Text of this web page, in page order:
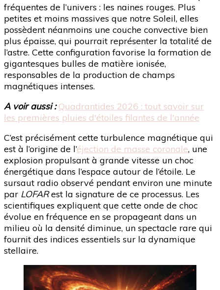
fréquentes de l’univers : les naines rouges. Plus
petites et moins massives que notre Soleil, elles
possèdent néanmoins une couche convective bien
plus épaisse, qui pourrait représenter la totalité de
l’astre. Cette configuration favorise la formation de
gigantesques bulles de matière ionisée,
responsables de la production de champs
magnétiques intenses.
A voir aussi : Quadrantides 2026 : tout savoir sur
les premières pluies d'étoiles filantes de l'année
C’est précisément cette turbulence magnétique qui
est à l’origine de l’éjection de masse coronale, une
explosion propulsant à grande vitesse un choc
énergétique dans l’espace autour de l’étoile. Le
sursaut radio observé pendant environ une minute
par LOFARest la signature de ce processus. Les
scientifiques expliquent que cette onde de choc
évolue en fréquence en se propageant dans un
milieu où la densité diminue, un spectacle rare qui
fournit des indices essentiels sur la dynamique
stellaire.